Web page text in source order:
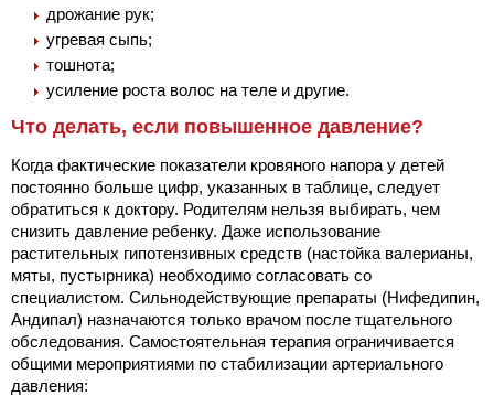
дрожание рук;
угревая сыпь;
тошнота;
усиление роста волос на теле и другие.
Что делать, если повышенное давление?
Когда фактические показатели кровяного напора у детей
постоянно больше цифр, указанных в таблице, следует
обратиться к доктору. Родителям нельзя выбирать, чем
снизить давление ребенку. Даже использование
растительных гипотензивных средств (настойка валерианы,
мяты, пустырника) необходимо согласовать со
специалистом. Сильнодействующие препараты (Нифедипин,
Андипал) назначаются только врачом после тщательного
обследования. Самостоятельная терапия ограничивается
общими мероприятиями по стабилизации артериального
давления: